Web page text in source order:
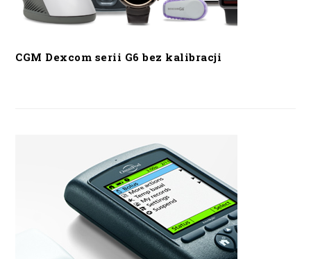
CGM Dexcom serii G6 bez kalibracji